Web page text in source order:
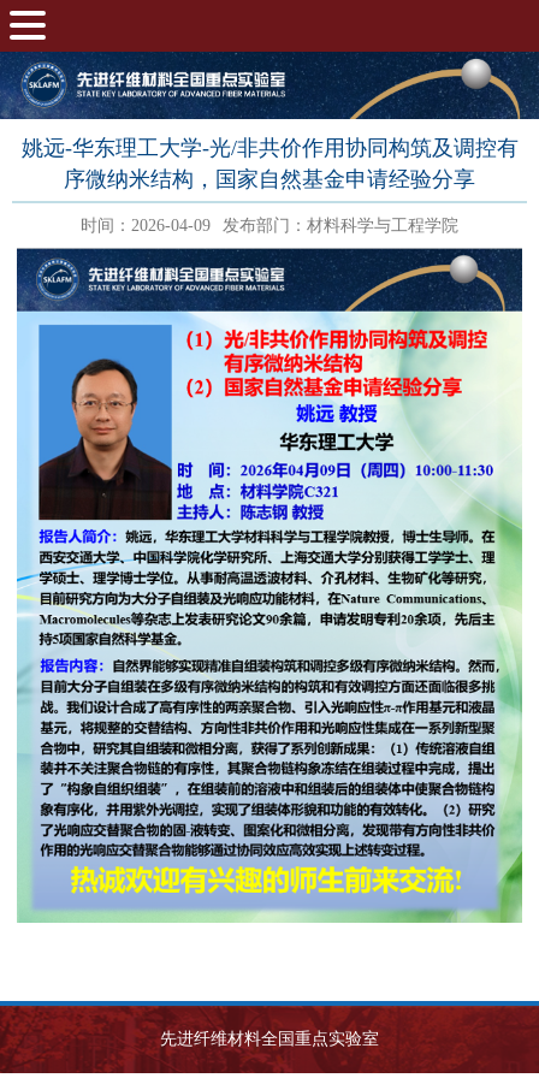
姚远-华东理工大学-光/非共价作用协同构筑及调控有
序微纳米结构，国家自然基金申请经验分享
时间：2026-04-09 发布部门：材料科学与工程学院
先进纤维材料全国重点实验室